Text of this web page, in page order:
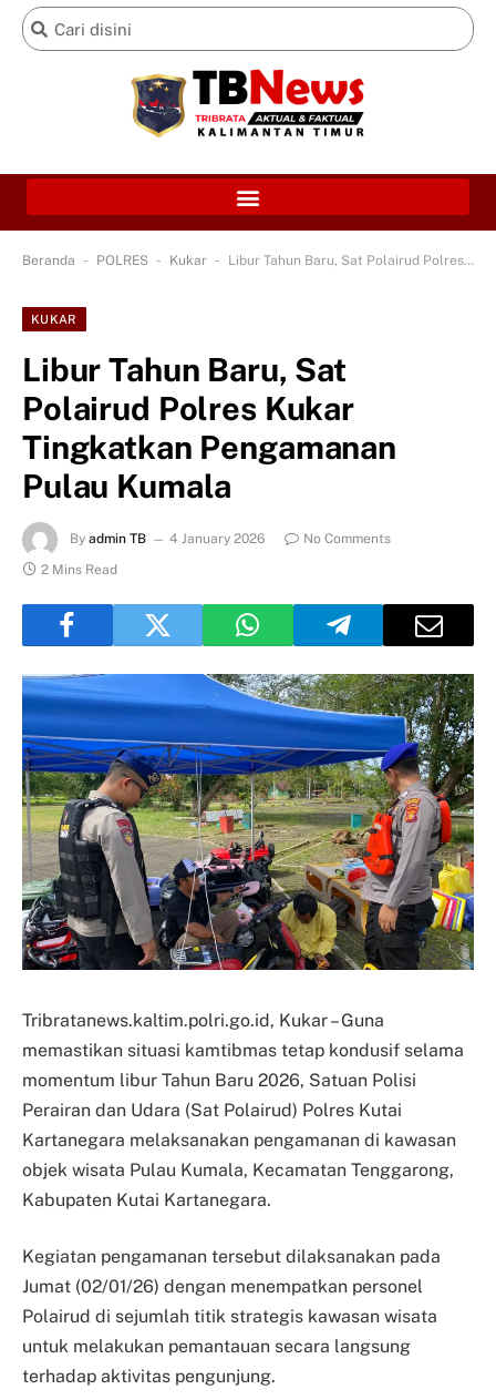
Beranda - POLRES - Kukar - Libur Tahun Baru, Sat Polairud Polres Kukar Tingkatkan Pengamanan Pulau Kumala
KUKAR
Libur Tahun Baru, Sat
Polairud Polres Kukar
Tingkatkan Pengamanan
Pulau Kumala
By admin TB 4 January 2026
No Comments
2 Mins Read
Tribratanews.kaltim.polri.go.id, Kukar – Guna
memastikan situasi kamtibmas tetap kondusif selama
momentum libur Tahun Baru 2026, Satuan Polisi
Perairan dan Udara (Sat Polairud) Polres Kutai
Kartanegara melaksanakan pengamanan di kawasan
objek wisata Pulau Kumala, Kecamatan Tenggarong,
Kabupaten Kutai Kartanegara.
Kegiatan pengamanan tersebut dilaksanakan pada
Jumat (02/01/26) dengan menempatkan personel
Polairud di sejumlah titik strategis kawasan wisata
untuk melakukan pemantauan secara langsung
terhadap aktivitas pengunjung.